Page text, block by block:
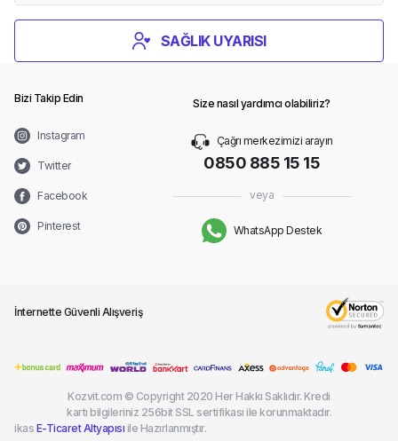
SAĞLIK UYARISI
Bizi Takip Edin
Instagram
Twitter
Facebook
Pinterest
Size nasıl yardımcı olabiliriz?
Çağrı merkezimizi arayın
0850 885 15 15
veya
WhatsApp Destek
İnternette Güvenli Alışveriş
Kozvit.com © Copyright 2020 Her Hakkı Saklıdır. Kredi
kartı bilgileriniz 256bit SSL sertifikası ile korunmaktadır.
ikas E-Ticaret Altyapısı ile Hazırlanmıştır.